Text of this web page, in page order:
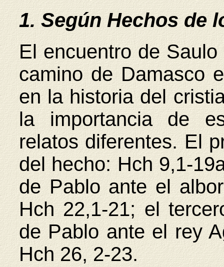
1. Según Hechos de
El encuentro de
camino de Damasco
en la historia del
la importancia de
relatos diferentes. El
del hecho: Hch 9,1-
de Pablo ante el
Hch 22,1-21; el
de Pablo ante el rey
Hch 26, 2-23.